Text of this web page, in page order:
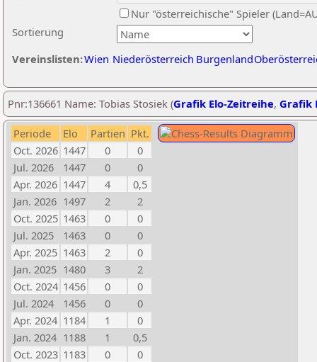
Sortierung
Nur "österreichische" Spieler
Vereinslisten:Wien Niederösterreich Burgenland
Pnr:136661 Name: Tobias Stosiek (Grafik Elo-Zeitreihe, Grafik
Periode Elo Partien Pkt.
Oct. 2026 1447 0
0
Jul. 2026
1447 0
0
Apr. 2026 1447 4
0,5
Jan. 2026 1497 2
2
Oct. 2025 1463 0
0
Jul. 2025
1463 0
0
Apr. 2025 1463 2
0
Jan. 2025 1480 3
2
Oct. 2024 1456 0
0
Jul. 2024
1456 0
0
Apr. 2024 1184 1
0
Jan. 2024 1188 1
0,5
Oct. 2023 1183 0
0